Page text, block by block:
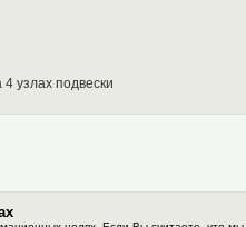
4 узлах подвески